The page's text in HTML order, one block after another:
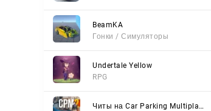
BeamKA
Гонки / Симуляторы
Undertale Yellow
RPG
Читы на Car Parking Multiplayer 2 (Все открыто, Мод-Меню)